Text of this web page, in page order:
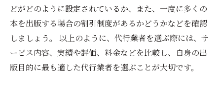
どがどのように設定されているか、また、一度に多くの
本を出版する場合の割引制度があるかどうかなどを確認
しましょう。 以上のように、代行業者を選ぶ際には、サ
ービス内容、実績や評価、料金などを比較し、自身の出
版目的に最も適した代行業者を選ぶことが大切です。